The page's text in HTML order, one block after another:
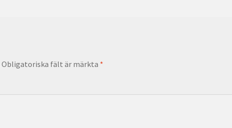
Obligatoriska fält är märkta *